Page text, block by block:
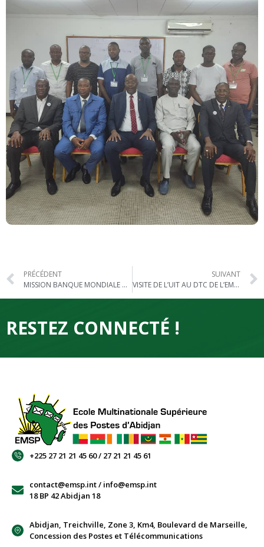
PRÉCÉDENT
MISSION BANQUE MONDIALE À L’EMSP
SUIVANT
VISITE DE L’UIT AU DTC DE L’EMSP
RESTEZ CONNECTÉ !
+225 27 21 21 45 60 / 27 21 21 45 61
contact@emsp.int / info@emsp.int
18 BP 42 Abidjan 18
Abidjan, Treichville, Zone 3, Km4, Boulevard de Marseille,
Concession des Postes et Télécommunications